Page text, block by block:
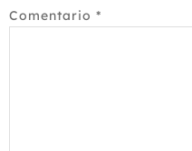
Comentario *